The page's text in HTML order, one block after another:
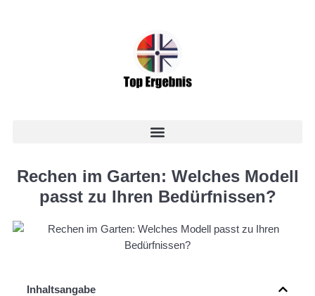
Rechen im Garten: Welches Modell
passt zu Ihren Bedürfnissen?
Inhaltsangabe